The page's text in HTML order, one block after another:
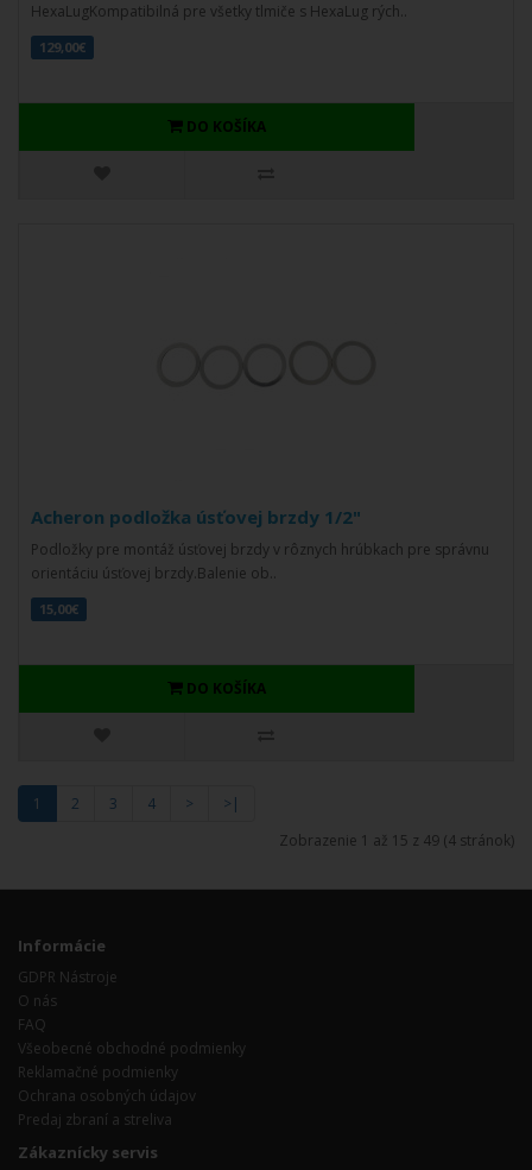
HexaLugKompatibilná pre všetky tlmiče s HexaLug rých..
129,00€
DO KOŠÍKA
Acheron podložka úsťovej brzdy 1/2"
Podložky pre montáž úsťovej brzdy v rôznych hrúbkach pre správnu
orientáciu úsťovej brzdy.Balenie ob..
15,00€
DO KOŠÍKA
1 2 3 4 >
>|
Zobrazenie 1 až 15 z 49 (4 stránok)
Informácie
GDPR Nástroje
O nás
FAQ
Všeobecné obchodné podmienky
Reklamačné podmienky
Ochrana osobných údajov
Predaj zbraní a streliva
Zákaznícky servis